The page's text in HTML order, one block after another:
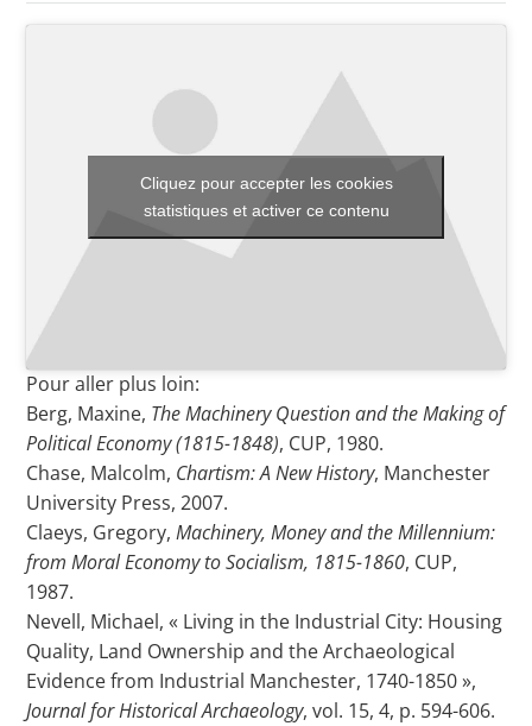
Concours scolaires
Conférences, tables rondes
Culture
Cliquez pour accepter les cookies
statistiques et activer ce contenu
Pour aller plus loin:
Berg, Maxine, The Machinery Question and the Making of
Political Economy (1815-1848), CUP, 1980.
Chase, Malcolm, Chartism: A New History, Manchester
University Press, 2007.
Claeys, Gregory,Machinery, Money and the Millennium:
from Moral Economy to Socialism, 1815-1860, CUP,
1987.
Nevell, Michael, « Living in the Industrial City: Housing
Quality, Land Ownership and the Archaeological
Evidence from Industrial Manchester, 1740-1850 »,
Journal for Historical Archaeology, vol. 15, 4, p. 594-606.